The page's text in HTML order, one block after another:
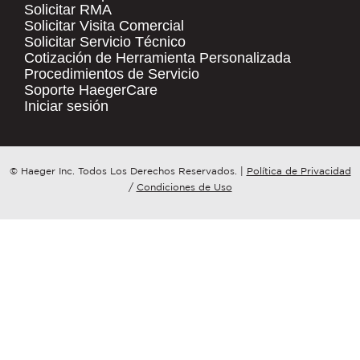
COMPANY NAME*
COUNTRY
REGARDING?*
.
QUICK LINKS
Products
Resources
Contact Us
Tooling Wizard
Solicitar RMA
Solicitar Visita Comercial
Solicitar Servicio Técnico
Cotización de Herramienta Personalizada
Procedimientos de Servicio
Soporte HaegerCare
Iniciar sesión
© Haeger Inc. Todos Los Derechos Reservados.
Política de Privacidad
/ Condiciones de Uso